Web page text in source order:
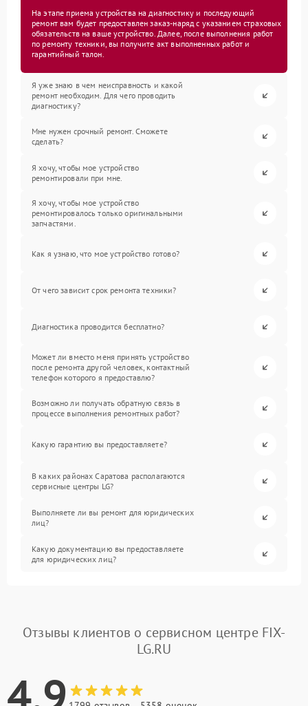
На этапе приема устройства на диагностику и последующий
ремонт вам будет предоставлен заказ-наряд с указанием страховых
обязательств на ваше устройство. Далее, после выполнения работ
по ремонту техники, вы получите акт выполненных работ и
гарантийный талон.
Я уже знаю в чем неисправность и какой
ремонт необходим. Для чего проводить
диагностику?
Мне нужен срочный ремонт. Сможете
сделать?
Я хочу, чтобы мое устройство
ремонтировали при мне.
Я хочу, чтобы мое устройство
ремонтировалось только оригинальными
запчастями.
Как я узнаю, что мое устройство готово?
От чего зависит срок ремонта техники?
Диагностика проводится бесплатно?
Может ли вместо меня принять устройство
после ремонта другой человек, контактный
телефон которого я предоставлю?
Возможно ли получать обратную связь в
процессе выполнения ремонтных работ?
Какую гарантию вы предоставляете?
В каких районах Саратова располагаются
сервисные центры LG?
Выполняете ли вы ремонт для юридических
лиц?
Какую документацию вы предоставляете
для юридических лиц?
Отзывы клиентов о сервисном центре FIX-
LG.RU